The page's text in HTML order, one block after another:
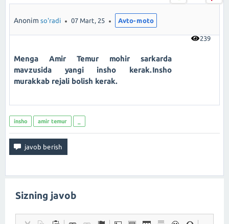
239
Anonim so'radi 07 Mart, 25 Avto-moto
Menga Amir Temur mohir sarkarda
mavzusida yangi insho kerak.Insho
murakkab rejali bolish kerak.
insho amir temur
Sizning javob